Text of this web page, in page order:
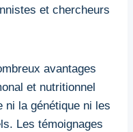
et chercheurs
avantages
et nutritionnel
ni la génétique ni les
Les témoignages